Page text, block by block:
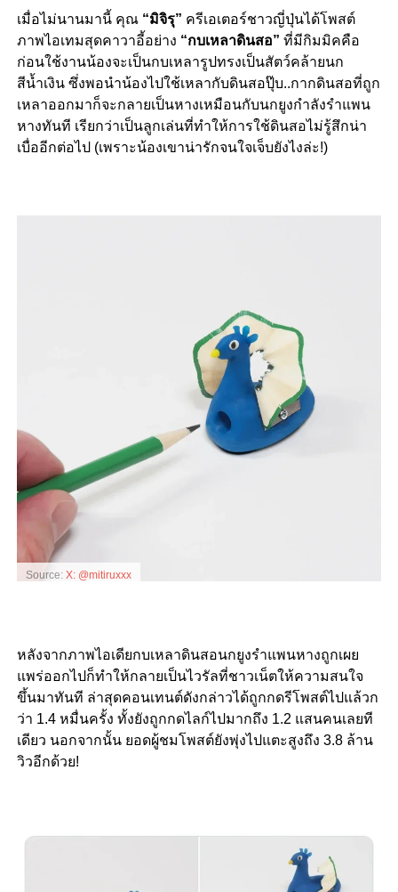
เมื่อไม่นานมานี้ คุณ “มิจิรุ” ครีเอเตอร์ชาวญี่ปุ่นได้โพสต์
ภาพไอเทมสุดคาวาอี้อย่าง “กบเหลาดินสอ” ที่มีกิมมิคคือ
ก่อนใช้งานน้องจะเป็นกบเหลารูปทรงเป็นสัตว์คล้ายนก
สีน้ำเงิน ซึ่งพอนำน้องไปใช้เหลากับดินสอปุ๊บ..กากดินสอที่ถูก
เหลาออกมาก็จะกลายเป็นหางเหมือนกับนกยูงกำลังรำแพน
หางทันที เรียกว่าเป็นลูกเล่นที่ทำให้การใช้ดินสอไม่รู้สึกน่า
เบื่ออีกต่อไป (เพราะน้องเขาน่ารักจนใจเจ็บยังไงล่ะ!)
Source: X: @mitiruxxx
หลังจากภาพไอเดียกบเหลาดินสอนกยูงรำแพนหางถูกเผย
แพร่ออกไปก็ทำให้กลายเป็นไวรัลที่ชาวเน็ตให้ความสนใจ
ขึ้นมาทันที ล่าสุดคอนเทนต์ดังกล่าวได้ถูกกดรีโพสต์ไปแล้วก
ว่า 1.4 หมื่นครั้ง ทั้งยังถูกกดไลก์ไปมากถึง 1.2 แสนคนเลยที
เดียว นอกจากนั้น ยอดผู้ชมโพสต์ยังพุ่งไปแตะสูงถึง 3.8 ล้าน
วิวอีกด้วย!